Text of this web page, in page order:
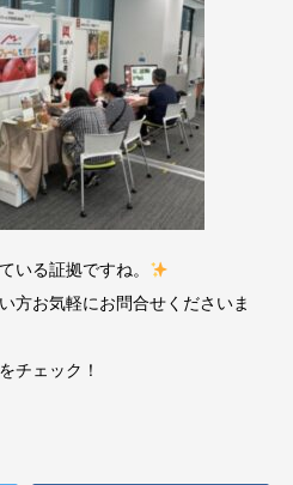
いる証拠ですね。
方お気軽にお問合せくださいま
をチェック！